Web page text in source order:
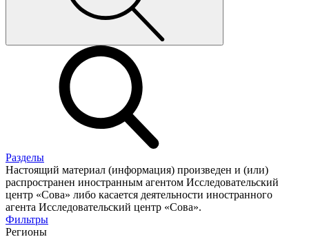
Разделы
Настоящий материал (информация) произведен и (или)
распространен иностранным агентом Исследовательский
центр «Сова» либо касается деятельности иностранного
агента Исследовательский центр «Сова».
Фильтры
Регионы